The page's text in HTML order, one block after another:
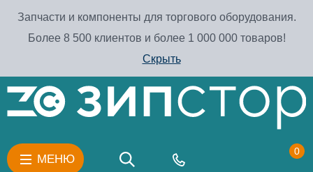
Запчасти и компоненты для торгового оборудования.
Более 8 500 клиентов и более 1 000 000 товаров!
Скрыть
МЕНЮ
0